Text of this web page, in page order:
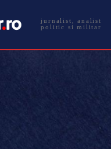
jurnalist, analist
politic si militar